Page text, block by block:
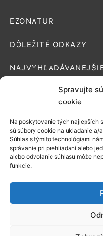
Spravujte
cookie
Na poskytovanie tých najlepších
sú súbory cookie na ukladanie a/
Súhlas s týmito technológiami
správanie pri prehliadaní alebo
alebo odvolanie súhlasu môže
funkcie.
EZONATUR
DÔLEŽITÉ ODKAZY
NAJVYHĽADÁVANEJŠIE
Podporované platby:
doručenia: